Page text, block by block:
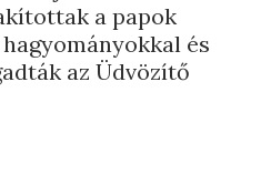
a papok
és
az Üdvözítő